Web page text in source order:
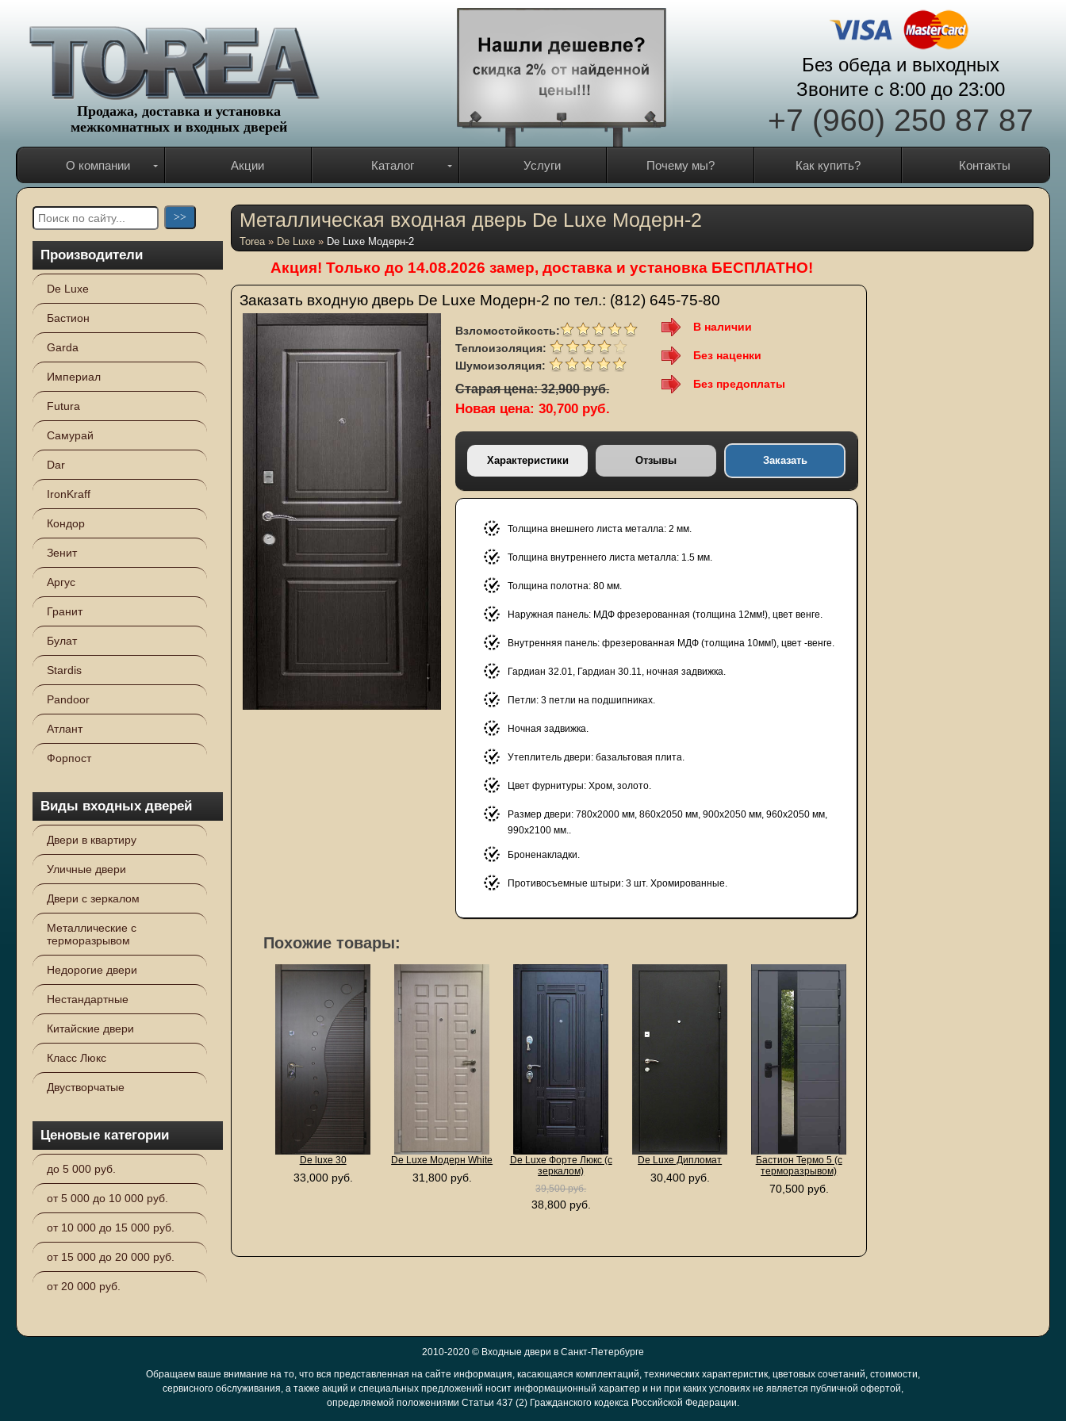
Продажа, доставка и установка
межкомнатных и входных дверей
Без обеда и выходных
Звоните с 8:00 до 23:00
+7 (960) 250 87 87
О компании Акции Каталог Услуги Почему мы? Как купить? Контакты
Производители
De Luxe
Бастион
Garda
Империал
Futura
Самурай
Dar
IronKraff
Кондор
Зенит
Аргус
Гранит
Булат
Stardis
Pandoor
Атлант
Форпост
Виды входных дверей
Двери в квартиру
Уличные двери
Двери с зеркалом
Металлические с
терморазрывом
Недорогие двери
Нестандартные
Китайские двери
Класс Люкс
Двустворчатые
Ценовые категории
до 5 000 руб.
от 5 000 до 10 000 руб.
от 10 000 до 15 000 руб.
от 15 000 до 20 000 руб.
от 20 000 руб.
Металлическая входная дверь De Luxe Модерн-2
Torea» De Luxe » De Luxe Модерн-2
Акция! Только до 14.08.2026 замер, доставка и установка БЕСПЛАТНО!
Заказать входную дверь De Luxe Модерн-2 по тел.: (812) 645-75-80
Взломостойкость:
Теплоизоляция:
Шумоизоляция:
Старая цена: 32,900 руб.
Новая цена: 30,700 руб.
В наличии
Без наценки
Без предоплаты
Характеристики Отзывы Заказать
Толщина внешнего листа металла: 2 мм.
Толщина внутреннего листа металла: 1.5 мм.
Толщина полотна: 80 мм.
Наружная панель: МДФ фрезерованная (толщина 12мм!), цвет венге.
Внутренняя панель: фрезерованная МДФ (толщина 10мм!), цвет -венге.
Гардиан 32.01, Гардиан 30.11, ночная задвижка.
Петли: 3 петли на подшипниках.
Ночная задвижка.
Утеплитель двери: базальтовая плита.
Цвет фурнитуры: Хром, золото.
Размер двери: 780х2000 мм, 860х2050 мм, 900х2050 мм, 960х2050 мм,
990х2100 мм..
Броненакладки.
Противосъемные штыри: 3 шт. Хромированные.
Похожие товары:
De luxe 30
33,000 руб.
De Luxe Модерн White
31,800 руб.
De Luxe Форте Люкс (с
зеркалом)
39,500 руб.
38,800 руб.
De Luxe Дипломат
30,400 руб.
Бастион Термо 5 (с
терморазрывом)
70,500 руб.
2010-2020 © Входные двери в Санкт-Петербурге
Обращаем ваше внимание на то, что вся представленная на сайте информация, касающаяся комплектаций, технических характеристик, цветовых сочетаний, стоимости,
сервисного обслуживания, а также акций и специальных предложений носит информационный характер и ни при каких условиях не является публичной офертой,
определяемой положениями Статьи 437 (2) Гражданского кодекса Российской Федерации.